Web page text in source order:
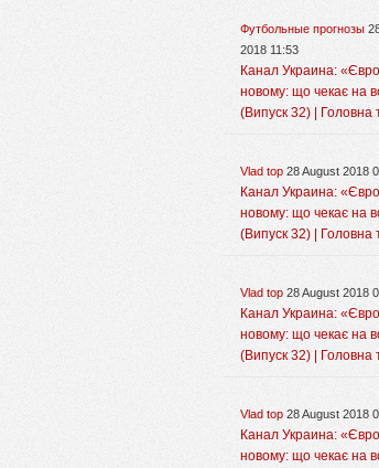
Футбольные прогнозы
2018 11:53
Канал Украина:
новому: що чекає на
(Випуск 32) | Головна
Vlad top 28 August 2018
Канал Украина:
новому: що чекає на
(Випуск 32) | Головна
Vlad top 28 August 2018
Канал Украина:
новому: що чекає на
(Випуск 32) | Головна
Vlad top 28 August 2018
Канал Украина:
новому: що чекає на